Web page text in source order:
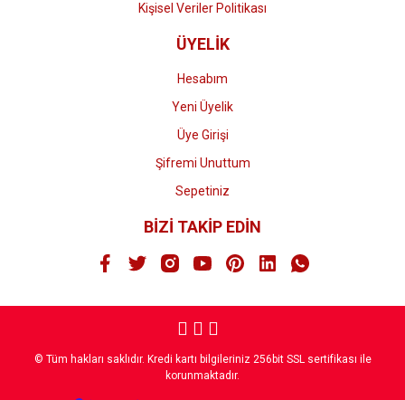
Kişisel Veriler Politikası
ÜYELİK
Hesabım
Yeni Üyelik
Üye Girişi
Şifremi Unuttum
Sepetiniz
BİZİ TAKİP EDİN
© Tüm hakları saklıdır. Kredi kartı bilgileriniz 256bit SSL sertifikası ile
korunmaktadır.